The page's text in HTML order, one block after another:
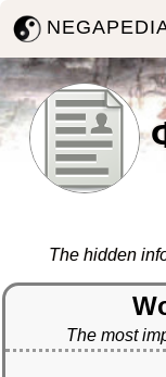
The hidden
The most